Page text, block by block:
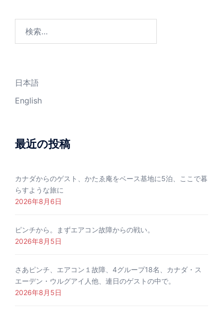
日本語
English
最近の投稿
カナダからのゲスト、かたゑ庵をベース基地に5泊、ここで暮
らすような旅に
2026年8月6日
ピンチから。まずエアコン故障からの戦い。
2026年8月5日
さあピンチ、エアコン１故障、4グループ18名、カナダ・ス
エーデン・ウルグアイ人他、連日のゲストの中で。
2026年8月5日